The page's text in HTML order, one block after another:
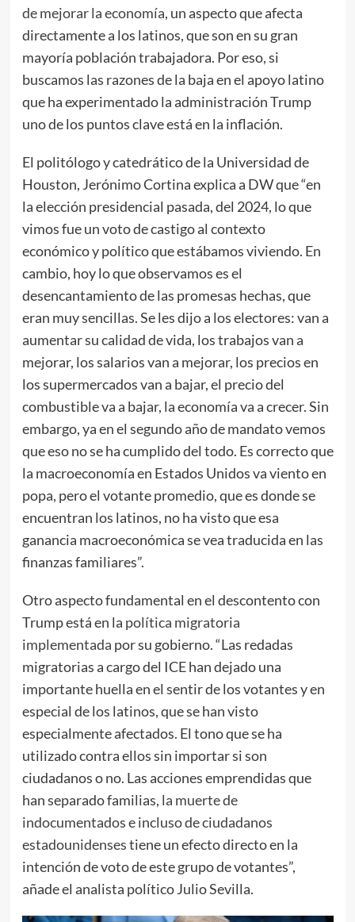
de mejorar la economía, un aspecto que afecta
directamente a los latinos, que son en su gran
mayoría población trabajadora. Por eso, si
buscamos las razones de la baja en el apoyo latino
que ha experimentado la administración Trump
uno de los puntos clave está en la inflación.
El politólogo y catedrático de la Universidad de
Houston, Jerónimo Cortina explica a DW que “en
la elección presidencial pasada, del 2024, lo que
vimos fue un voto de castigo al contexto
económico y político que estábamos viviendo. En
cambio, hoy lo que observamos es el
desencantamiento de las promesas hechas, que
eran muy sencillas. Se les dijo a los electores: van a
aumentar su calidad de vida, los trabajos van a
mejorar, los salarios van a mejorar, los precios en
los supermercados van a bajar, el precio del
combustible va a bajar, la economía va a crecer. Sin
embargo, ya en el segundo año de mandato vemos
que eso no se ha cumplido del todo. Es correcto que
la macroeconomía en Estados Unidos va viento en
popa, pero el votante promedio, que es donde se
encuentran los latinos, no ha visto que esa
ganancia macroeconómica se vea traducida en las
finanzas familiares”.
Otro aspecto fundamental en el descontento con
Trump está en la política migratoria
implementada por su gobierno. “Las redadas
migratorias a cargo del ICE han dejado una
importante huella en el sentir de los votantes y en
especial de los latinos, que se han visto
especialmente afectados. El tono que se ha
utilizado contra ellos sin importar si son
ciudadanos o no. Las acciones emprendidas que
han separado familias, la muerte de
indocumentados e incluso de ciudadanos
estadounidensestiene un efecto directo en la
intención de voto de este grupo de votantes”,
añade el analista político Julio Sevilla.